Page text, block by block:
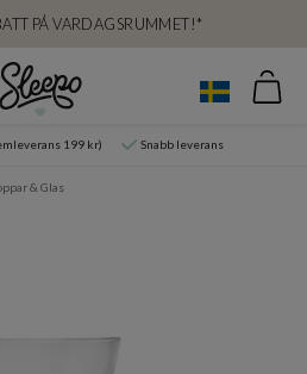
PÅ VARDAGSRUMMET!*
199 kr) Snabb leverans
& Glas